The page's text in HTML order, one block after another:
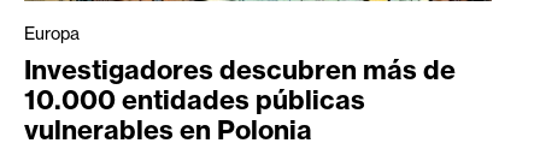
Europa
Investigadores descubren más de
10.000 entidades públicas
vulnerables en Polonia